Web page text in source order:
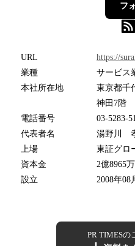
フ
URL
https://
業種
サービス
本社所在地
東京都千
神田7階
電話番号
03-5283-
代表者名
湯野川
上場
東証グロ
資本金
2億8965
設立
2008年08
PR TIMESの